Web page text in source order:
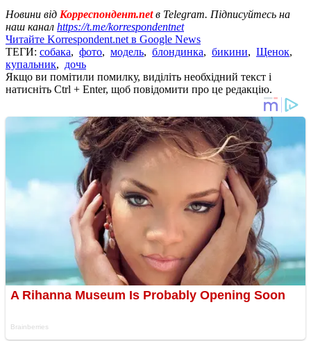
Новини від Корреспондент.netв Telegram. Підписуйтесь на
наш канал https://t.me/korrespondentnet
Читайте Korrespondent.net в Google News
ТЕГИ: собака, фото, модель, блондинка, бикини, Щенок,
купальник, дочь
Якщо ви помітили помилку, виділіть необхідний текст і
натисніть Ctrl + Enter, щоб повідомити про це редакцію.